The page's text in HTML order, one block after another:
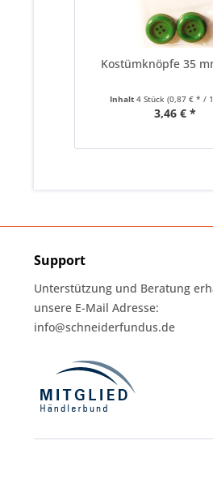
Kostümknöpfe 35
Inhalt4 Stück(0,87 € * /
3,46 € *
Support
Unterstützung und Beratung
unsere E-Mail Adresse:
info@schneiderfundus.de